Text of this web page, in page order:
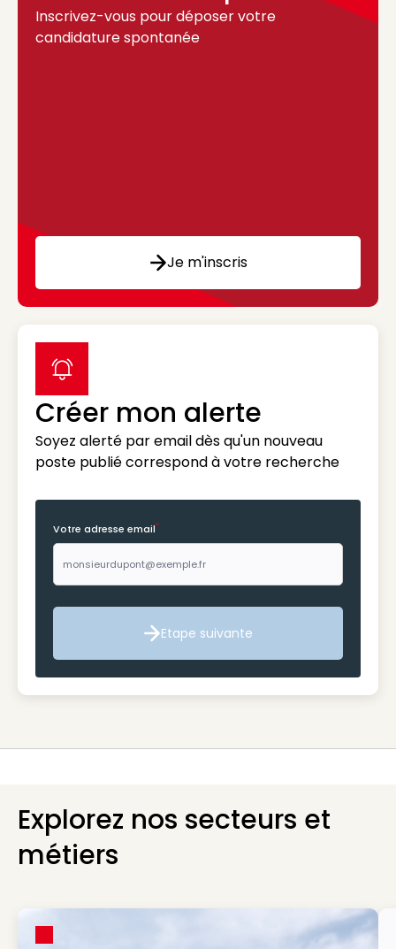
Inscrivez-vous pour déposer votre
candidature spontanée
Je m'inscris
Créer mon alerte
Soyez alerté par email dès qu'un nouveau
poste publié correspond à votre recherche
label icon
Votre adresse email*
Etape suivante
Etape suivante
Explorez nos secteurs et
métiers